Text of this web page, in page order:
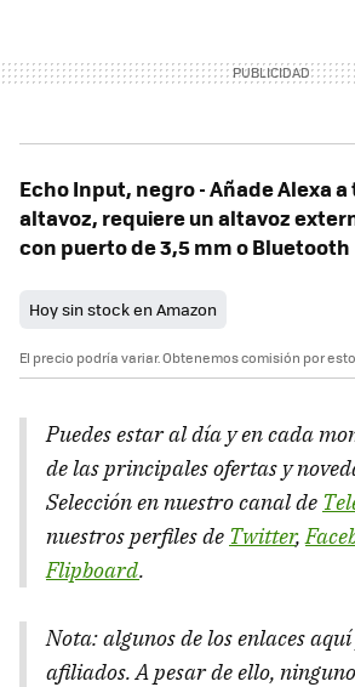
Echo Input, negro - Añade Alexa a
altavoz, requiere un altavoz
con puerto de 3,5 mm o Bluetooth
Hoy sin stock en Amazon
El precio podría variar. Obtenemos comisión por
Puedes estar al día y en cada
de las principales ofertas y
Selección en nuestro canal de
nuestros perfiles de Twitter,
Flipboard.
Nota: algunos de los enlaces
afiliados. A pesar de ello,